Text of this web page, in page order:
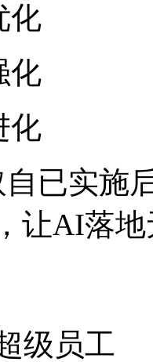
化
化
化
已实施
，让AI落
级员工